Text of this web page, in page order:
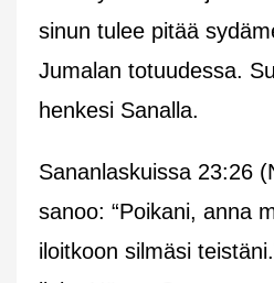
sinun tulee pitää
Jumalan totuudessa.
henkesi Sanalla.
Sananlaskuissa 23:26
sanoo: “Poikani, anna
iloitkoon silmäsi